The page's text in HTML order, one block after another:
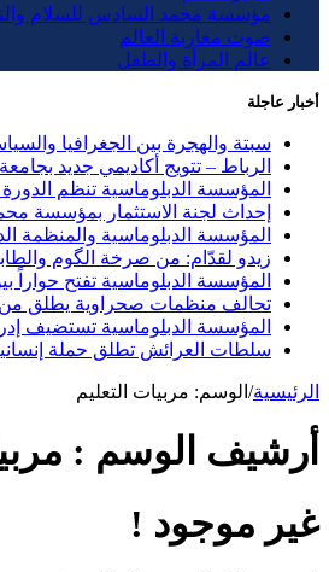
مؤسسة محمد السادس للسلام
صوت مغاربة العالم
عالم المرأة والطفل
أخبار عاجلة
سبتة والهجرة بين الجغرافيا
الرباط – تتويج أكاديمي جديد
المؤسسة الدبلوماسية تنظم الدورة 156 للملتقى الدبلوماسي بحضور 40 دولة وحزب الاستقلال ضيف الشرف
إحداث لجنة الاستثمار بمؤسسة
المؤسسة الدبلوماسية والمنظمة
زيدو لقدّام: من صرخة الگوم
المؤسسة الدبلوماسية تفتح حواراً
تحالف منظمات صحراوية يطلق من
المؤسسة الدبلوماسية تستضيف
سلطات العرائش تطلق حملة
الرئيسية/ الوسم: مربيات التعليم
أرشيف الوسم :
غير موجود !